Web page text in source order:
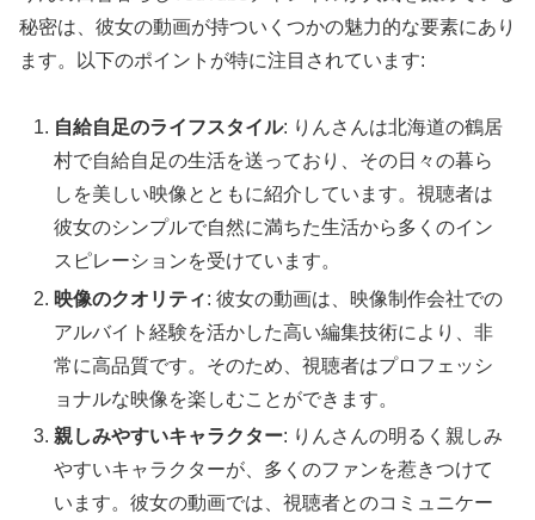
秘密は、彼女の動画が持ついくつかの魅力的な要素にあり
ます。以下のポイントが特に注目されています:
自給自足のライフスタイル: りんさんは北海道の鶴居
村で自給自足の生活を送っており、その日々の暮ら
しを美しい映像とともに紹介しています。視聴者は
彼女のシンプルで自然に満ちた生活から多くのイン
スピレーションを受けています。
映像のクオリティ: 彼女の動画は、映像制作会社での
アルバイト経験を活かした高い編集技術により、非
常に高品質です。そのため、視聴者はプロフェッシ
ョナルな映像を楽しむことができます。
親しみやすいキャラクター: りんさんの明るく親しみ
やすいキャラクターが、多くのファンを惹きつけて
います。彼女の動画では、視聴者とのコミュニケー